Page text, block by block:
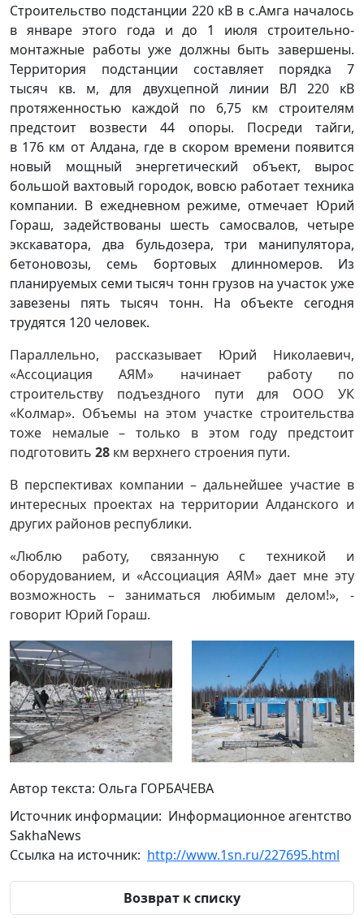
Строительство подстанции 220 кВ в с.Амга началось
в январе этого года и до 1 июля строительно-
монтажные работы уже должны быть завершены.
Территория подстанции составляет порядка 7
тысяч кв. м, для двухцепной линии ВЛ 220 кВ
протяженностью каждой по 6,75 км строителям
предстоит возвести 44 опоры. Посреди тайги,
в 176 км от Алдана, где в скором времени появится
новый мощный энергетический объект, вырос
большой вахтовый городок, вовсю работает техника
компании. В ежедневном режиме, отмечает Юрий
Гораш, задействованы шесть самосвалов, четыре
экскаватора, два бульдозера, три манипулятора,
бетоновозы, семь бортовых длинномеров. Из
планируемых семи тысяч тонн грузов на участок уже
завезены пять тысяч тонн. На объекте сегодня
трудятся 120 человек.
Параллельно, рассказывает Юрий Николаевич,
«Ассоциация АЯМ» начинает работу по
строительству подъездного пути для ООО УК
«Колмар». Объемы на этом участке строительства
тоже немалые – только в этом году предстоит
подготовить 28 км верхнего строения пути.
В перспективах компании – дальнейшее участие в
интересных проектах на территории Алданского и
других районов республики.
«Люблю работу, связанную с техникой и
оборудованием, и «Ассоциация АЯМ» дает мне эту
возможность – заниматься любимым делом!», -
говорит Юрий Гораш.
Автор текста: Ольга ГОРБАЧЕВА
Источник информации: Информационное агентство
SakhaNews
Ссылка на источник: http://www.1sn.ru/227695.html
Возврат к списку